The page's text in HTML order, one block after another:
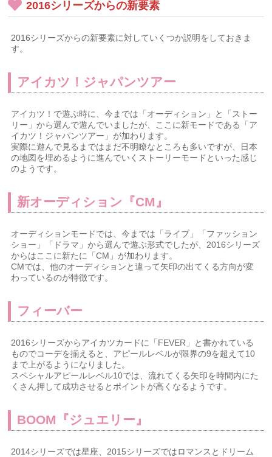
2016シリーズからの新要素
2016シリーズからの新要素に対していくつか説明をしておきま
す。
アイカツ！ジャパンツアー
アイカツ！で遊ぶ時に、今までは「オーディション」と「ストー
リー」から選んで遊んでいましたが、ここに新モードである「ア
イカツ！ジャパンツアー」が加わります。
実際に遊んで見るまではまだ不明瞭なところも多いですが、日本
の地図を埋めるように進んでいくストーリーモードといった感じ
のようです。
新オーディション『CM』
オーディションモードでは、今までは「ライブ」「ファッション
ショー」「ドラマ」から選んで遊ぶ形式でしたが、2016シリーズ
からはここに新たに「CM」が加わります。
CMでは、他のオーディションと違って矢印の出てくる方向が変
わっているのが特徴です。
フィーバー
2016シリーズからアイカツカードに「FEVER」と書かれている
ものでコーデを揃えると、アピールレベルが限界の9を超えて10
まで上がるようになりました。
スペシャルアピールレベル10では、流れてくる矢印を時間内にた
くさん押して成功させるとポイントが高くなるようです。
BOOM『ジュエリー』
2014シリーズでは星座、2015シリーズではロマンスとドリーム